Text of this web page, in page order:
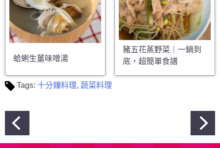
蛤蜊生薑味噌湯
豬五花蒸野菜｜一鍋到
底，超簡單食譜
Tags: 十分鐘料理, 蔬菜料理
文
章